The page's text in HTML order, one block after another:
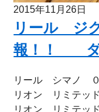
2015年11月26日
リール ジ
報！！
リール シマノ
リオン リミテ
リオン リミテ